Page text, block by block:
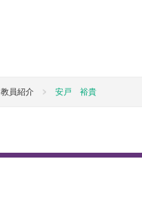
教員紹介 安戸 裕貴